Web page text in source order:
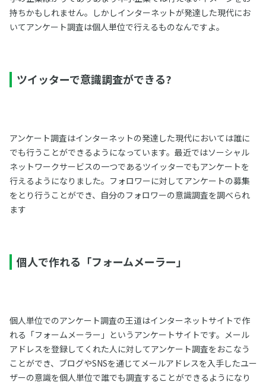
持ちかもしれません。しかしインターネットが発達した現代にお
いてアンケート調査は個人単位で行えるものなんですよ。
ツイッターで意識調査ができる?
アンケート調査はインターネットの発達した現代においては誰に
でも行うことができるようになっています。最近ではソーシャル
ネットワークサービスの一つであるツイッターでもアンケートを
行えるようになりました。フォロワーに対してアンケートの募集
をとり行うことができ、自分のフォロワーの意識調査を調べられ
ます
個人で作れる「フォームメーラー」
個人単位でのアンケート調査の王道はインターネットサイトで作
れる「フォームメーラー」というアンケートサイトです。メール
アドレスを登録してくれた人に対してアンケート調査をおこなう
ことができ、ブログやSNSを通じてメールアドレスを入手したユー
ザーの意識を個人単位で誰でも調査することができるようになり